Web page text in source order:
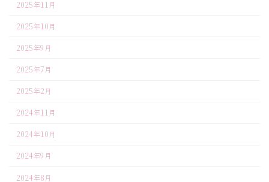
2025年11月
2025年10月
2025年9月
2025年7月
2025年2月
2024年11月
2024年10月
2024年9月
2024年8月